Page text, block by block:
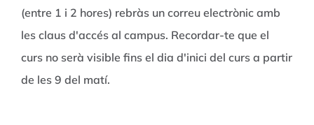
(entre 1 i 2 hores) rebràs un correu electrònic amb
les claus d'accés al campus. Recordar-te que el
curs no serà visible fins el dia d'inici del curs a partir
de les 9 del matí.